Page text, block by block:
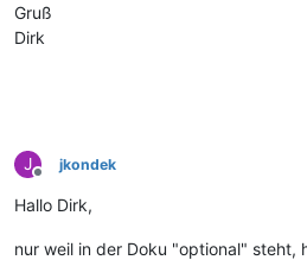
Gruß
Dirk
J
Offline
jkondek
Hallo Dirk,
nur weil in der Doku "optional" steht,